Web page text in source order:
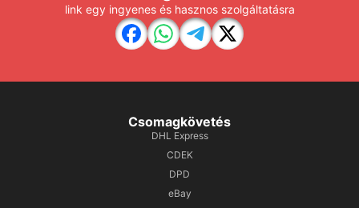
link egy ingyenes és hasznos szolgáltatásra
Csomagkövetés
DHL Express
CDEK
DPD
eBay